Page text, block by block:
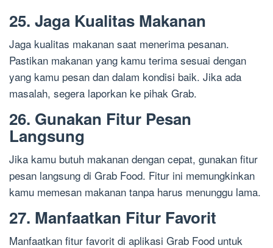
25. Jaga Kualitas Makanan
Jaga kualitas makanan saat menerima pesanan.
Pastikan makanan yang kamu terima sesuai dengan
yang kamu pesan dan dalam kondisi baik. Jika ada
masalah, segera laporkan ke pihak Grab.
26. Gunakan Fitur Pesan
Langsung
Jika kamu butuh makanan dengan cepat, gunakan fitur
pesan langsung di Grab Food. Fitur ini memungkinkan
kamu memesan makanan tanpa harus menunggu lama.
27. Manfaatkan Fitur Favorit
Manfaatkan fitur favorit di aplikasi Grab Food untuk